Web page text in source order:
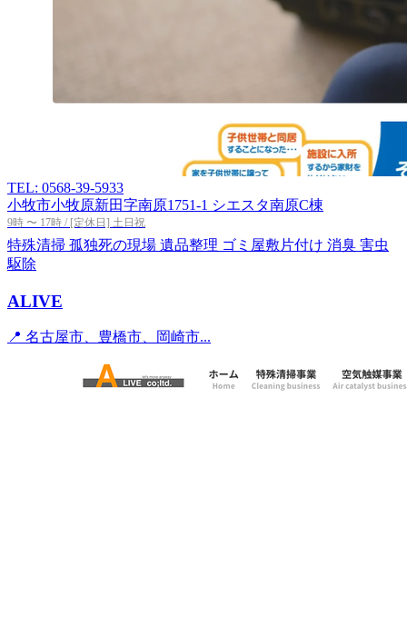
TEL: 0568-39-5933
小牧市小牧原新田字南原1751-1 シエスタ南原C棟
9時 〜 17時 / [定休日] 土日祝
特殊清掃 孤独死の現場 遺品整理 ゴミ屋敷片付け 消臭 害虫
駆除
ALIVE
📍 名古屋市、豊橋市、岡崎市...